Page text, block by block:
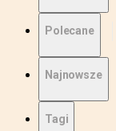
Polecane
Najnowsze
Tagi